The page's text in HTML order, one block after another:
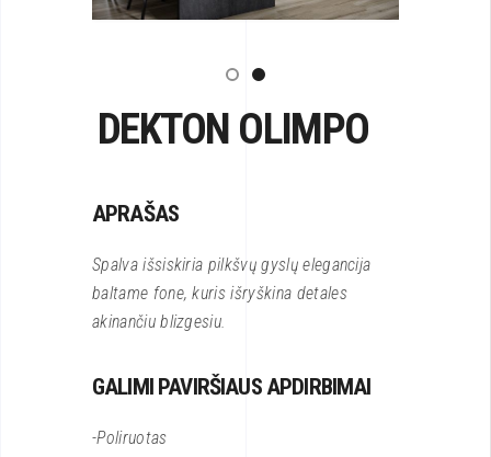
DEKTON OLIMPO
APRAŠAS
Spalva išsiskiria pilkšvų gyslų elegancija
baltame fone, kuris išryškina detales
akinančiu blizgesiu.
GALIMI PAVIRŠIAUS APDIRBIMAI
-Poliruotas